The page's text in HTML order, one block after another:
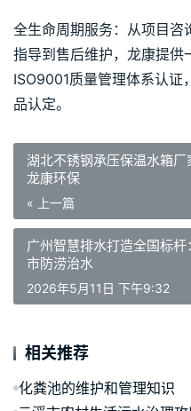
全生命周期服务：从项目咨
指导到售后维护，龙康提供
ISO9001质量管理体系认证
品认定。
湖北不锈钢承压保温水箱
龙康环保
« 上一篇
广州智慧排水打造全国标
市防涝治水
2026年5月11日 下午9:32
相关推荐
化粪池的维护和管理知识